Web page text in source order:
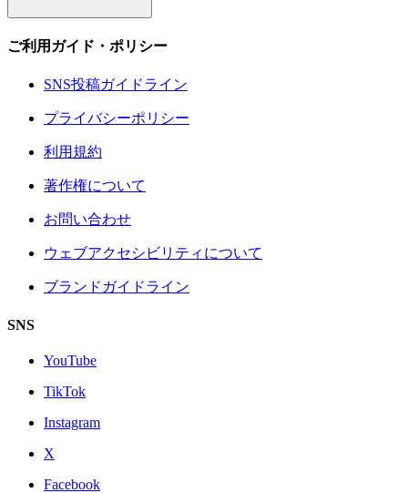
ご利用ガイド・ポリシー
SNS投稿ガイドライン
プライバシーポリシー
利用規約
著作権について
お問い合わせ
ウェブアクセシビリティについて
ブランドガイドライン
SNS
YouTube
TikTok
Instagram
X
Facebook